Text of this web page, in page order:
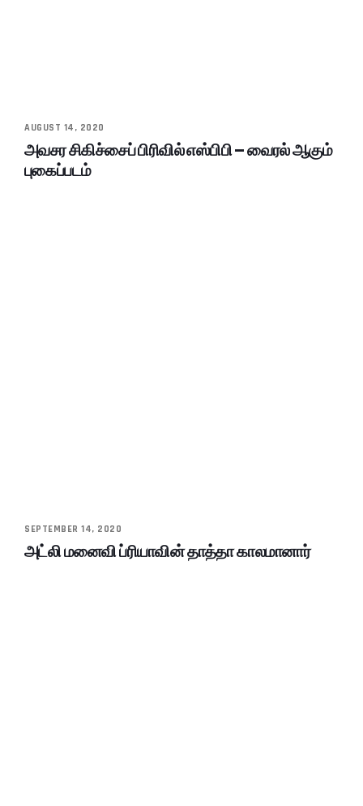
AUGUST 14, 2020
அவசர சிகிச்சைப் பிரிவில் எஸ்பிபி – வைரல் ஆகும்
புகைப்படம்
SEPTEMBER 14, 2020
அட்லி மனைவி ப்ரியாவின் தாத்தா காலமானார்